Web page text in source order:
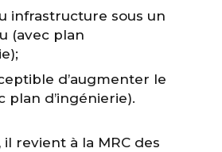
infrastructure sous un
(avec plan
d’augmenter le
plan d’ingénierie).
il revient à la MRC des